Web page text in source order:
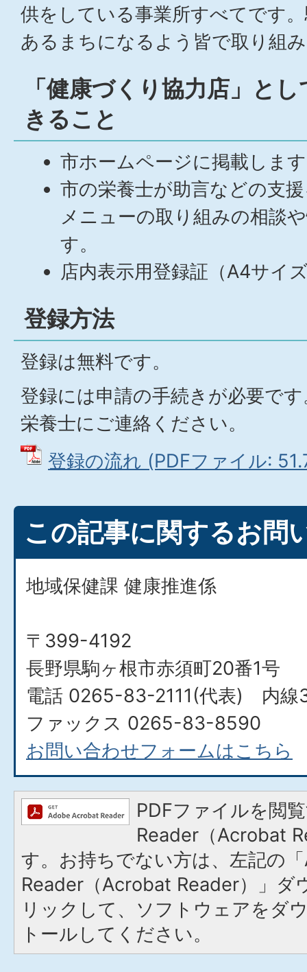
供をしている事業所すべてです
あるまちになるよう皆で取り組
「健康づくり協力店」と
きること
市ホームページに掲載しま
市の栄養士が助言などの支
メニューの取り組みの相談
す。
店内表示用登録証（A4サイ
登録方法
登録は無料です。
登録には申請の手続きが必要で
栄養士にご連絡ください。
登録の流れ (PDFファイル:
この記事に関するお問
地域保健課 健康推進係
〒399-4192
長野県駒ヶ根市赤須町20番1号
電話 0265-83-2111(代表) 内線
ファックス 0265-83-8590
お問い合わせフォームはこちら
PDFファイルを閲
Reader（Acrobat
す。お持ちでない方は、左記の
Reader（Acrobat Reader）」ダ
リックして、ソフトウェアをダ
トールしてください。